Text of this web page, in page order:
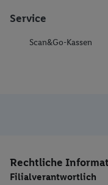
Service
Scan&Go-Kassen
Rechtliche
Filialverantwortlich